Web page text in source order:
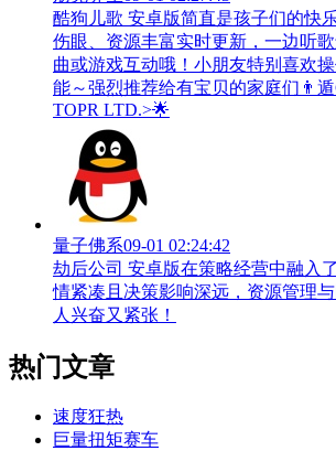
酷狗儿歌 安卓版简直是孩子们的快
伤眼、资源丰富实时更新，一边听
曲或游戏互动哦！小朋友特别喜欢
能～强烈推荐给有宝贝的家庭们👨‍
TOPR LTD.>🌟
量子佛系09-01 02:24:42
劫后公司 安卓版在策略经营中融入
情紧凑且决策影响深远，资源管理
人兴奋又紧张！
热门文章
速度狂热
巨量扭矩赛车